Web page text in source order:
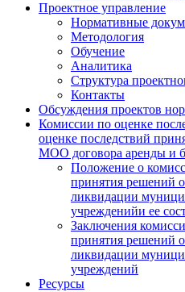
Проектное управление
Нормативные
Методология
Обучение
Аналитика
Структура
Контакты
Обсуждения проектов
Комиссии по оценке
оценке последствий
МОО договора аренды и
Положение о
принятия решений
ликвидации
учрежденийи ее
Заключения
принятия решений
ликвидации
учреждений
Ресурсы